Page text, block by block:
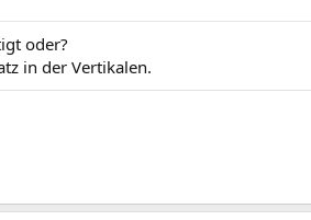
oder?
in der Vertikalen.